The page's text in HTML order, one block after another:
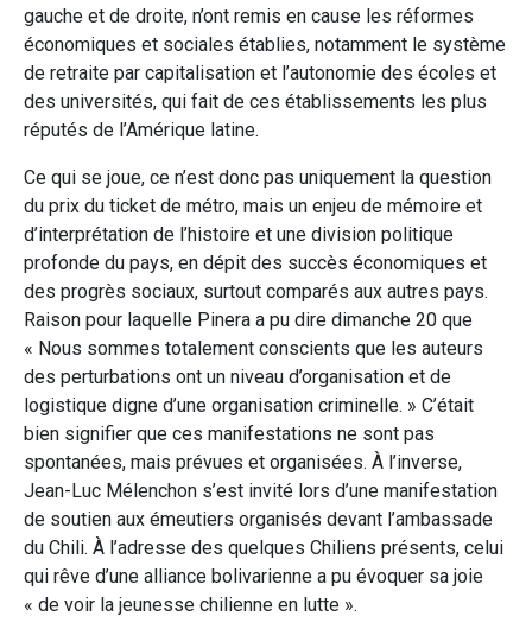
gauche et de droite, n’ont remis en cause les réformes
économiques et sociales établies, notamment le système
de retraite par capitalisation et l’autonomie des écoles et
des universités, qui fait de ces établissements les plus
réputés de l’Amérique latine.
Ce qui se joue, ce n’est donc pas uniquement la question
du prix du ticket de métro, mais un enjeu de mémoire et
d’interprétation de l’histoire et une division politique
profonde du pays, en dépit des succès économiques et
des progrès sociaux, surtout comparés aux autres pays.
Raison pour laquelle Pinera a pu dire dimanche 20 que
« Nous sommes totalement conscients que les auteurs
des perturbations ont un niveau d’organisation et de
logistique digne d’une organisation criminelle. » C’était
bien signifier que ces manifestations ne sont pas
spontanées, mais prévues et organisées. À l’inverse,
Jean-Luc Mélenchon s’est invité lors d’une manifestation
de soutien aux émeutiers organisés devant l’ambassade
du Chili. À l’adresse des quelques Chiliens présents, celui
qui rêve d’une alliance bolivarienne a pu évoquer sa joie
« de voir la jeunesse chilienne en lutte ».